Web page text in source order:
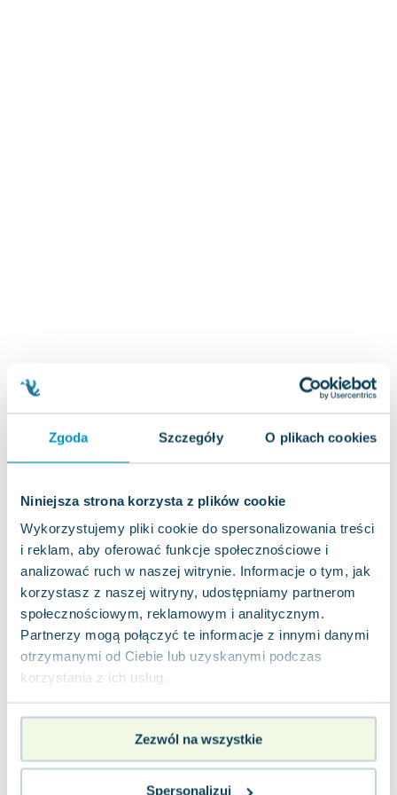
Zgoda Szczegóły O plikach cookies
Niniejsza strona korzysta z plików cookie
Wykorzystujemy pliki cookie do spersonalizowania treści
i reklam, aby oferować funkcje społecznościowe i
analizować ruch w naszej witrynie. Informacje o tym, jak
korzystasz z naszej witryny, udostępniamy partnerom
społecznościowym, reklamowym i analitycznym.
Partnerzy mogą połączyć te informacje z innymi danymi
otrzymanymi od Ciebie lub uzyskanymi podczas
korzystania z ich usług.
Zezwól na wszystkie
Spersonalizuj
Jarosław Iwaszkiewicz
Joseph Murphy
Jan Sztaudynger
Małgorzata Ohme
Maddie Ziegler
Leszek Czarnecki
Joanna Racewicz
Maria Seweryn
Janina Zającówna
Eric Helms
Anna Prus (oprac.)
Nela Mała Reporterka
Barbara Wrzesińska